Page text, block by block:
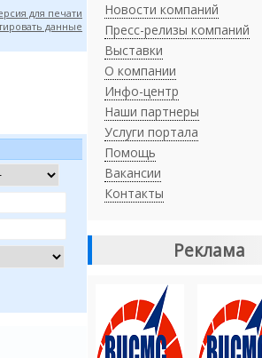
для печати
данные
Новости компаний
Пресс-релизы компаний
Выставки
О компании
Инфо-центр
Наши партнеры
Услуги портала
Помощь
Вакансии
Контакты
Реклама